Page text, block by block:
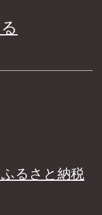
るさと納税